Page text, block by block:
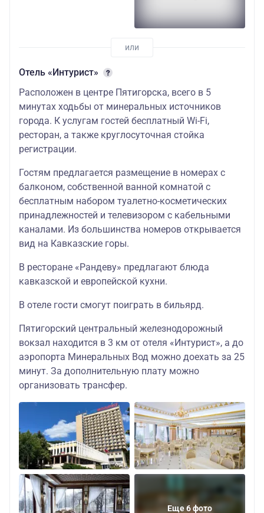
Отель «Интурист»
Расположен в центре Пятигорска, всего в 5
минутах ходьбы от минеральных источников
города. К услугам гостей бесплатный Wi-Fi,
ресторан, а также круглосуточная стойка
регистрации.
Гостям предлагается размещение в номерах с
балконом, собственной ванной комнатой с
бесплатным набором туалетно-косметических
принадлежностей и телевизором с кабельными
каналами. Из большинства номеров открывается
вид на Кавказские горы.
В ресторане «Рандеву» предлагают блюда
кавказской и европейской кухни.
В отеле гости смогут поиграть в бильярд.
Пятигорский центральный железнодорожный
вокзал находится в 3 км от отеля «Интурист», а до
аэропорта Минеральных Вод можно доехать за 25
минут. За дополнительную плату можно
организовать трансфер.
Еще 6 фото